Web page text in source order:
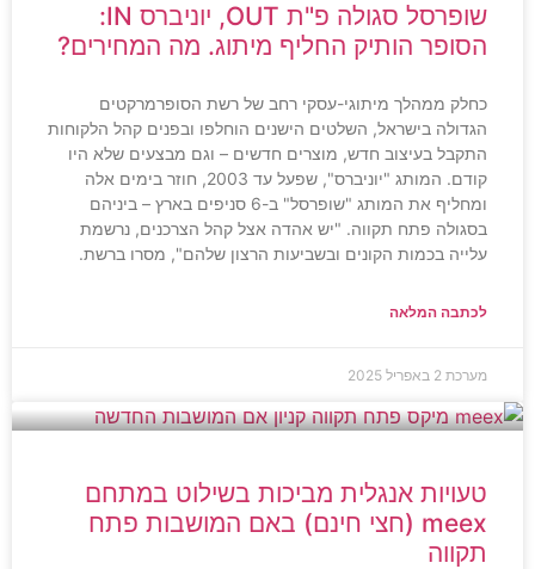
שופרסל סגולה פ"ת OUT, יוניברס IN:
הסופר הותיק החליף מיתוג. מה המחירים?
כחלק ממהלך מיתוגי-עסקי רחב של רשת הסופרמרקטים
הגדולה בישראל, השלטים הישנים הוחלפו ובפנים קהל הלקוחות
התקבל בעיצוב חדש, מוצרים חדשים – וגם מבצעים שלא היו
קודם. המותג "יוניברס", שפעל עד 2003, חוזר בימים אלה
ומחליף את המותג "שופרסל" ב-6 סניפים בארץ – ביניהם
בסגולה פתח תקווה. "יש אהדה אצל קהל הצרכנים, נרשמת
עלייה בכמות הקונים ובשביעות הרצון שלהם", מסרו ברשת.
לכתבה המלאה
מערכת 2 באפריל 2025
טעויות אנגלית מביכות בשילוט במתחם
meex (חצי חינם) באם המושבות פתח
תקווה